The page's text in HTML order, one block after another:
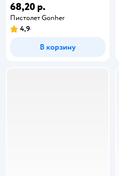
68,20 р.
Пистолет Gonher
4,9
В корзину